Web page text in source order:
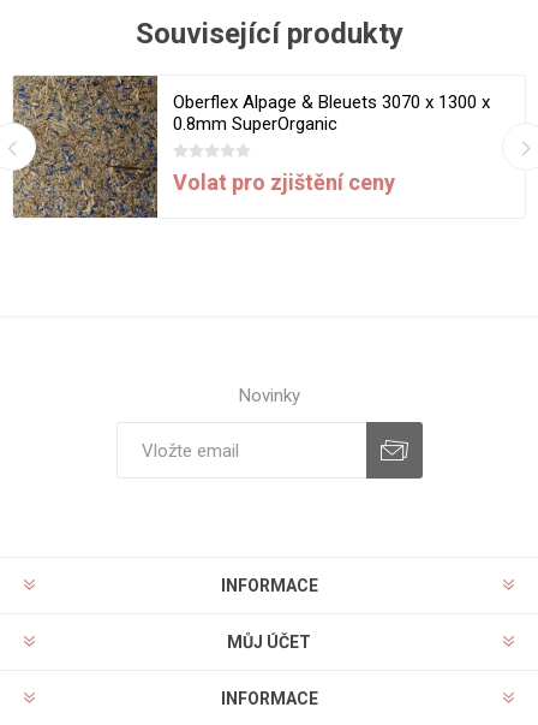
Související produkty
Oberflex Alpage & Bleuets 3070 x 1300 x
0.8mm SuperOrganic
Volat pro zjištění ceny
Novinky
INFORMACE
MŮJ ÚČET
INFORMACE